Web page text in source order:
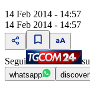
14 Feb 2014 - 14:57
14 Feb 2014 - 14:57
Segui su
whatsapp discover